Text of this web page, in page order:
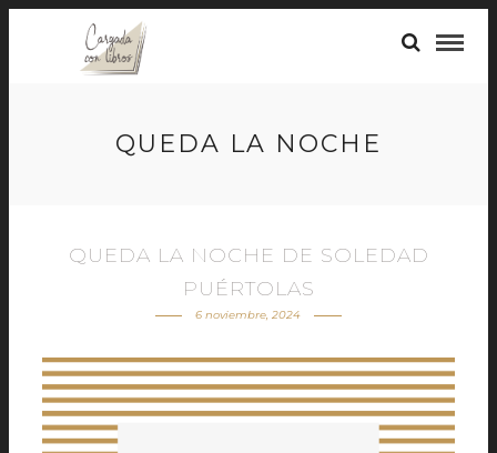
QUEDA LA NOCHE
QUEDA LA NOCHE DE SOLEDAD
PUÉRTOLAS
6 noviembre, 2024